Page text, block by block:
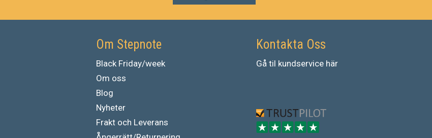
Om Stepnote
Black Friday/week
Om oss
Blog
Nyheter
Frakt och Leverans
Kontakta Oss
Gå til kundservice här